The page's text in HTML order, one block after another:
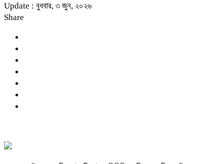
Update : বুধবার, ৩ জুন, ২০২৬
Share